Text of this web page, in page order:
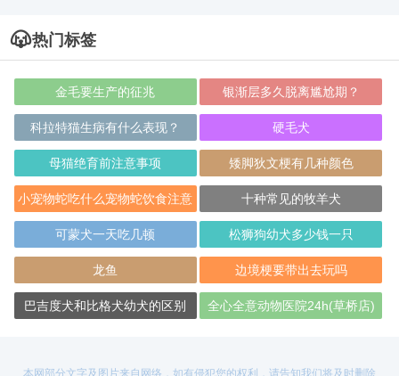
热门标签
金毛要生产的征兆 银渐层多久脱离尴尬期？
科拉特猫生病有什么表现？ 硬毛犬
母猫绝育前注意事项 矮脚狄文梗有几种颜色
小宠物蛇吃什么宠物蛇饮食注意
的事项
十种常见的牧羊犬
可蒙犬一天吃几顿 松狮狗幼犬多少钱一只
龙鱼 边境梗要带出去玩吗
巴吉度犬和比格犬幼犬的区别 全心全意动物医院24h(草桥店)